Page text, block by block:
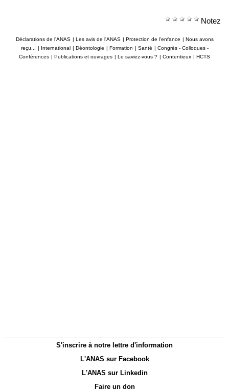
Notez
Déclarations de l'ANAS | Les avis de l'ANAS | Protection de l'enfance | Nous avons
reçu...
| International | Déontologie | Formation | Santé | Congrès - Colloques -
Conférences | Publications et ouvrages | Le saviez-vous ? | Contentieux | HCTS
S'inscrire à notre lettre d'information
L'ANAS sur Facebook
L'ANAS sur Linkedin
Faire un don